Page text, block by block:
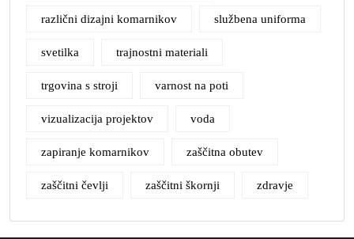
različni dizajni komarnikov službena uniforma
svetilka trajnostni materiali
trgovina s stroji varnost na poti
vizualizacija projektov voda
zapiranje komarnikov zaščitna obutev
zaščitni čevlji zaščitni škornji zdravje